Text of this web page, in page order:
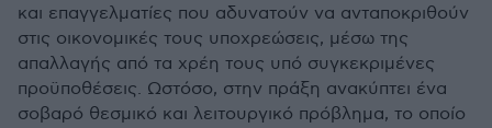
και επαγγελματίες που αδυνατούν να ανταποκριθούν
στις οικονομικές τους υποχρεώσεις, μέσω της
απαλλαγής από τα χρέη τους υπό συγκεκριμένες
προϋποθέσεις. Ωστόσο, στην πράξη ανακύπτει ένα
σοβαρό θεσμικό και λειτουργικό πρόβλημα, το οποίο